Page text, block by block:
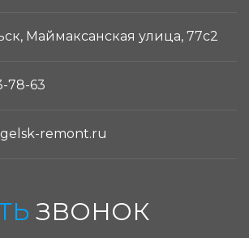
Маймаксанская улица, 77с2
78-63
remont.ru
ЗВОНОК